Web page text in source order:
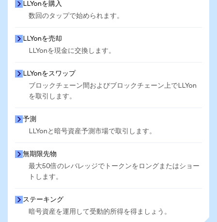
LLYonを購入
数回のタップで始められます。
LLYonを売却
LLYonを現金に交換します。
LLYonをスワップ
ブロックチェーン間およびブロックチェーン上でLLYon
を取引します。
予測
LLYonと暗号資産予測市場で取引します。
無期限先物
最大50倍のレバレッジでトークンをロングまたはショー
トします。
ステーキング
暗号資産を運用して受動的所得を得ましょう。